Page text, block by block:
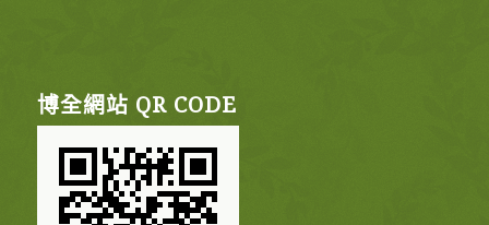
博全網站 QR CODE